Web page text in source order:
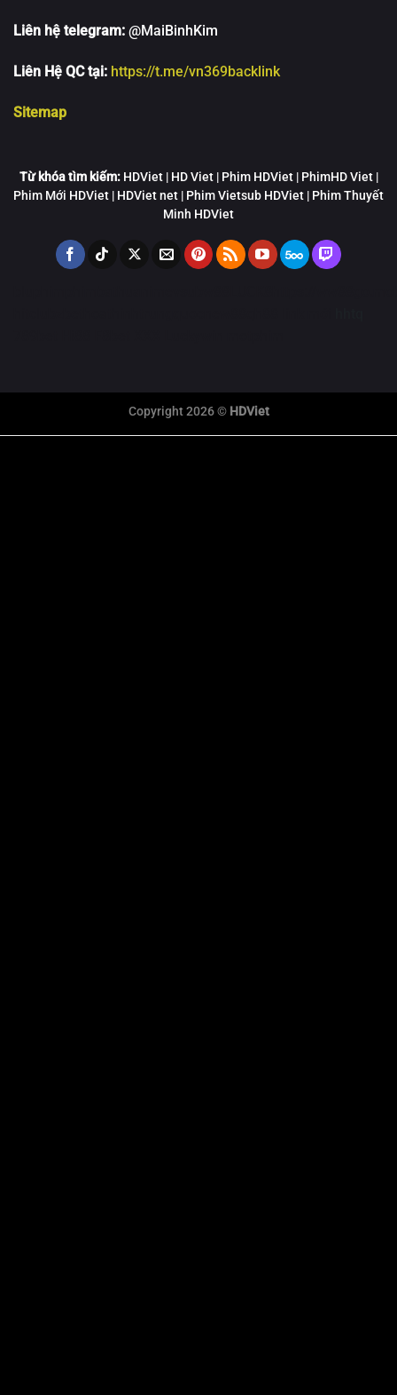
Liên hệ telegram: @MaiBinhKim
Liên Hệ QC tại: https://t.me/vn369backlink
Sitemap
Từ khóa tìm kiếm:HDViet | HD Viet | Phim HDViet | PhimHD Viet |
Phim Mới HDViet | HDViet net | Phim Vietsub HDViet | Phim Thuyết
Minh HDViet
Copyright 2026 © HDViet